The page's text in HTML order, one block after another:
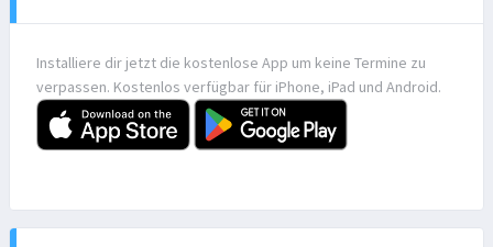
Installiere dir jetzt die kostenlose App um keine Termine zu
verpassen. Kostenlos verfügbar für iPhone, iPad und Android.